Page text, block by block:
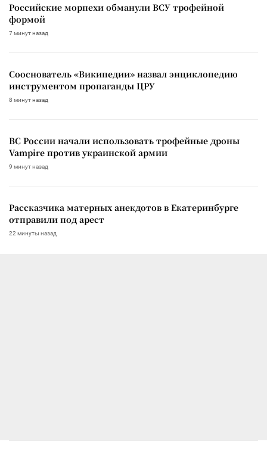
Российские морпехи обманули ВСУ трофейной
формой
7 минут назад
Сооснователь «Википедии» назвал энциклопедию
инструментом пропаганды ЦРУ
8 минут назад
ВС России начали использовать трофейные дроны
Vampire против украинской армии
9 минут назад
Рассказчика матерных анекдотов в Екатеринбурге
отправили под арест
22 минуты назад